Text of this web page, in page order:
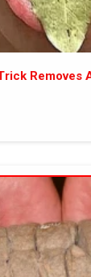
Removes